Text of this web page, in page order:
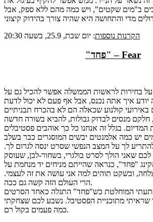
ב"מים שקטים", ויש כמה מהם ללא ספק, אבל
הקרנות נוספות: יום שבת, 25.9, בשעה 20:30
"פחד" – Fear
בחירות לראשות הממשלה אפשר להכיל גם על
איך אתה נכנס, אבל אף פעם לא יכול לדעת
קולנוע שכאלה הם לא בהכרח תבניתיים
חלקם מנסים לבדוק גבולות, להביא בשורה חדשה
יש כמה אלמנטים יבשים המוסגרים כבר בשלב
להתריע לך על המצב הנפשי שסרט ינסה לגרום לך.
שאני הולך לסרט בולגרי, בשחור-לבן, שעוסק
"פחד", כנראה שהייתם מניחים יד מנחמת על
ובשקט תוהים למה אני עושה את זה לעצמי.
הרי העולם הזה קשה גם ככה.
המוחלטת כש"פחד" התגלה כאחד הסרטים
מתוכניית הפסטיבל. נשבע לכם שצחקתי
כמה פעמים בקול רם.